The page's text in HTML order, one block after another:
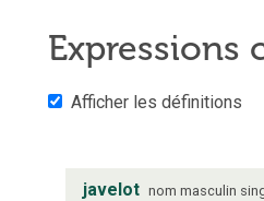
Expressions
Afficher les définitions
javelot nom masculin